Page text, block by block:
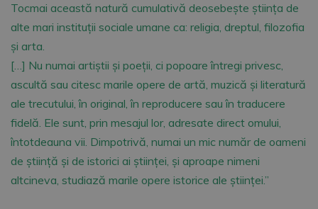
Tocmai această natură cumulativă deosebeşte ştiinţa de
alte mari instituţii sociale umane ca: religia, dreptul, filozofia
şi arta.
[…] Nu numai artiştii şi poeţii, ci popoare întregi privesc,
ascultă sau citesc marile opere de artă, muzică şi literatură
ale trecutului, în original, în reproducere sau în traducere
fidelă. Ele sunt, prin mesajul lor, adresate direct omului,
întotdeauna vii. Dimpotrivă, numai un mic număr de oameni
de ştiinţă şi de istorici ai ştiinţei, şi aproape nimeni
altcineva, studiază marile opere istorice ale ştiinţei.”